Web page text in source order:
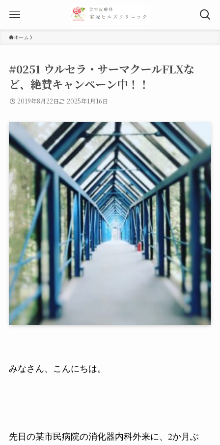
ホーム
#0251 ウルセラ・サーマクールFLXな
ど、絶賛キャンペーン中！！
2019年8月22日 2025年1月16日
みなさん、こんにちは。
先日の某市民病院の消化器内科外来に、 2か月ぶ